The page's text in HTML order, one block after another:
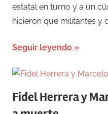
estatal en turno y a un
hicieron que militantes y
Seguir leyendo
Fidel Herrera y